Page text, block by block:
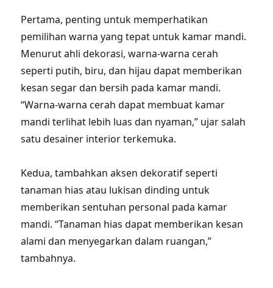
Pertama, penting untuk memperhatikan
pemilihan warna yang tepat untuk kamar mandi.
Menurut ahli dekorasi, warna-warna cerah
seperti putih, biru, dan hijau dapat memberikan
kesan segar dan bersih pada kamar mandi.
“Warna-warna cerah dapat membuat kamar
mandi terlihat lebih luas dan nyaman,” ujar salah
satu desainer interior terkemuka.
Kedua, tambahkan aksen dekoratif seperti
tanaman hias atau lukisan dinding untuk
memberikan sentuhan personal pada kamar
mandi. “Tanaman hias dapat memberikan kesan
alami dan menyegarkan dalam ruangan,”
tambahnya.